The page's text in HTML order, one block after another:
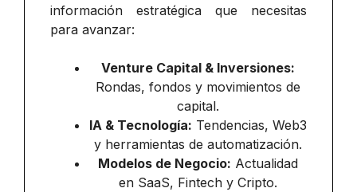
información estratégica que necesitas
para avanzar:
Venture Capital & Inversiones:
Rondas, fondos y movimientos de
capital.
IA & Tecnología: Tendencias, Web3
y herramientas de automatización.
Modelos de Negocio: Actualidad
en SaaS, Fintech y Cripto.